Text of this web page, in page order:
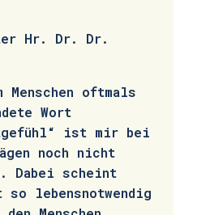
Hr. Dr. Dr.
Menschen oftmals
Wort
ist mir bei
noch nicht
Dabei scheint
so lebensnotwendig